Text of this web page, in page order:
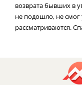
возврата бывших в
не подошло, не смог
рассматриваются.